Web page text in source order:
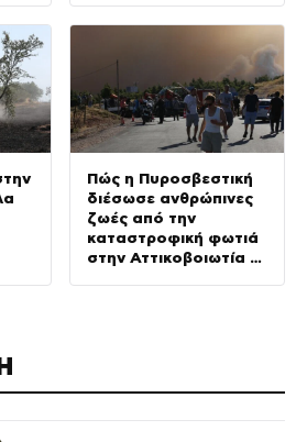
Πώς η Πυροσβεστική
διέσωσε ανθρώπινες
ζωές από την
καταστροφική φωτιά
στην Αττικοβοιωτία –